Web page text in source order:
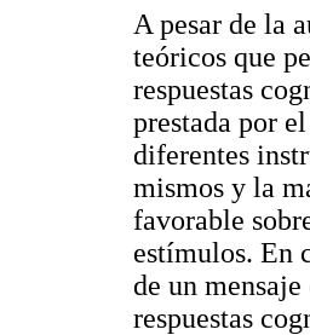
A pesar de la
teóricos que
respuestas
prestada por
diferentes
mismos y la
favorable
estímulos. En
de un
respuestas